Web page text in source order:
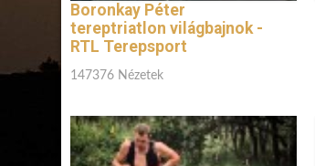
Boronkay Péter
tereptriatlon világbajnok -
RTL Terepsport
147376 Nézetek